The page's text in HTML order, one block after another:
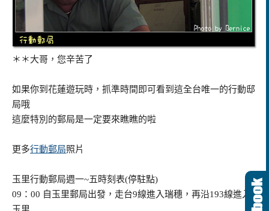
＊＊大哥，您辛苦了
如果你到花蓮遊玩時，抓準時間即可看到這全台唯一的行動邸
局哦
這麼特別的郵局是一定要來瞧瞧的啦
更多行動郵局照片
玉里行動郵局週一~五時刻表(停駐點)
09：00 自玉里郵局出發，走台9線進入瑞穗，再沿193線進入